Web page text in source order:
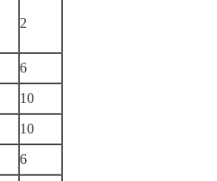
2
6
10
10
6